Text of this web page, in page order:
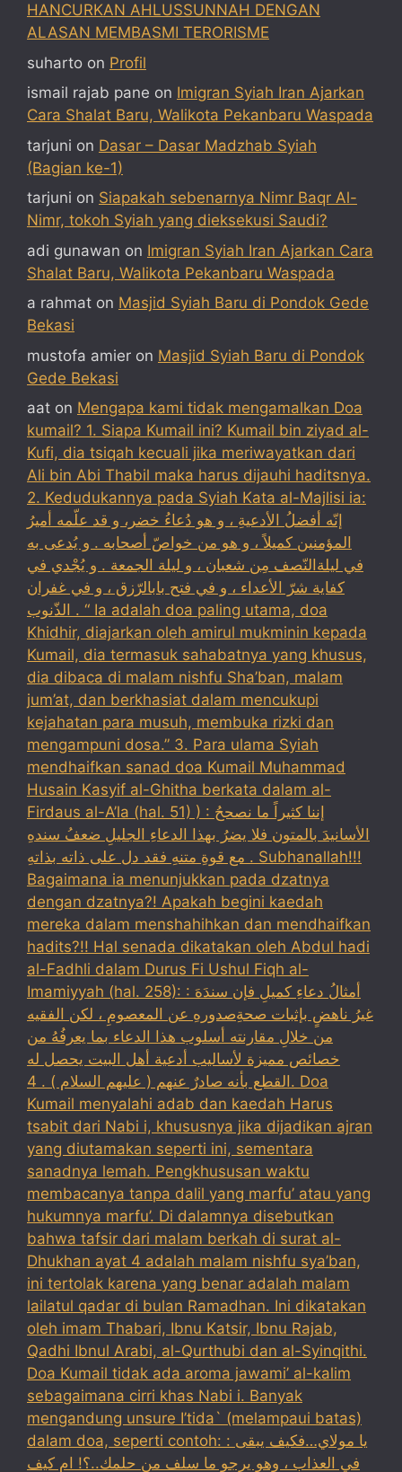
HANCURKAN AHLUSSUNNAH DENGAN
ALASAN MEMBASMI TERORISME
suharto on Profil
ismail rajab pane on Imigran Syiah Iran Ajarkan
Cara Shalat Baru, Walikota Pekanbaru Waspada
tarjuni on Dasar – Dasar Madzhab Syiah
(Bagian ke-1)
tarjuni on Siapakah sebenarnya Nimr Baqr Al-
Nimr, tokoh Syiah yang dieksekusi Saudi?
adi gunawan on Imigran Syiah Iran Ajarkan Cara
Shalat Baru, Walikota Pekanbaru Waspada
a rahmat on Masjid Syiah Baru di Pondok Gede
Bekasi
mustofa amier on Masjid Syiah Baru di Pondok
Gede Bekasi
aat on Mengapa kami tidak mengamalkan Doa
kumail? 1. Siapa Kumail ini? Kumail bin ziyad al-
Kufi, dia tsiqah kecuali jika meriwayatkan dari
Ali bin Abi Thabil maka harus dijauhi haditsnya.
2. Kedudukannya pada Syiah Kata al-Majlisi ia:
إنّه أفضلُ الأدعيةِ ، و هو دُعاءُ خضر، و قد علّمه أميرُ
المؤمنين كميلاً ، و هو من خواصّ أصحابه . و يُدعى به
في ليلةالنّصف مِن شعبان ، و ليلة الجمعة . و يُجْدي في
كفاية شرّ الأعداء ، و في فتح بابالرّزق ، و في غفران
الذّنوب . “ Ia adalah doa paling utama, doa
Khidhir, diajarkan oleh amirul mukminin kepada
Kumail, dia termasuk sahabatnya yang khusus,
dia dibaca di malam nishfu Sha’ban, malam
jum’at, dan berkhasiat dalam mencukupi
kejahatan para musuh, membuka rizki dan
mengampuni dosa.” 3. Para ulama Syiah
mendhaifkan sanad doa Kumail Muhammad
Husain Kasyif al-Ghitha berkata dalam al-
Firdaus al-A’la (hal. 51) ) : إننا كثيراً ما نصححُ
الأسانيدَ بالمتون فلا يضرُ بهذا الدعاءِ الجليلِ ضعفُ سندهِ
مع قوةِ متنهِ فقد دل على ذاته بذاتهِ . Subhanallah!!!
Bagaimana ia menunjukkan pada dzatnya
dengan dzatnya?! Apakah begini kaedah
mereka dalam menshahihkan dan mendhaifkan
hadits?!! Hal senada dikatakan oleh Abdul hadi
al-Fadhli dalam Durus Fi Ushul Fiqh al-
Imamiyyah (hal. 258): : أمثالُ دعاءِ كميلِ فإن سندَهَ
غيرُ ناهضٍ بإثبات صحةِصدورهِ عن المعصومِ ، لكن الفقيه
من خلالِ مقارنته أسلوب هذا الدعاء بما يعرفُهُ من
خصائص مميزة لأساليب أدعية أهل البيت يحصل له
القطع بأنه صادرٌ عنهم ( عليهم السلام ) . 4. Doa
Kumail menyalahi adab dan kaedah Harus
tsabit dari Nabi i, khususnya jika dijadikan ajran
yang diutamakan seperti ini, sementara
sanadnya lemah. Pengkhususan waktu
membacanya tanpa dalil yang marfu’ atau yang
hukumnya marfu’. Di dalamnya disebutkan
bahwa tafsir dari malam berkah di surat al-
Dhukhan ayat 4 adalah malam nishfu sya’ban,
ini tertolak karena yang benar adalah malam
lailatul qadar di bulan Ramadhan. Ini dikatakan
oleh imam Thabari, Ibnu Katsir, Ibnu Rajab,
Qadhi Ibnul Arabi, al-Qurthubi dan al-Syinqithi.
Doa Kumail tidak ada aroma jawami’ al-kalim
sebagaimana cirri khas Nabi i. Banyak
mengandung unsure I’tida` (melampaui batas)
dalam doa, seperti contoh: : يا مولاي…فكيف يبقى
في العذاب ، وهو يرجو ما سلف من حلمك..؟! ام كيف